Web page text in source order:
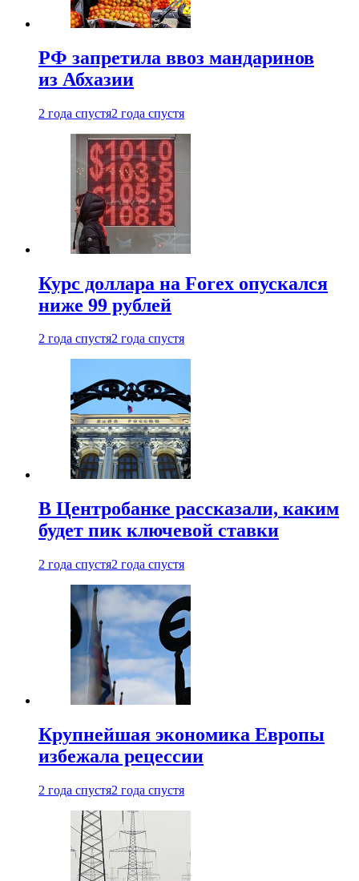
РФ запретила ввоз мандаринов
из Абхазии
2 года спустя2 года спустя
Курс доллара на Forex опускался
ниже 99 рублей
2 года спустя2 года спустя
В Центробанке рассказали, каким
будет пик ключевой ставки
2 года спустя2 года спустя
Крупнейшая экономика Европы
избежала рецессии
2 года спустя2 года спустя